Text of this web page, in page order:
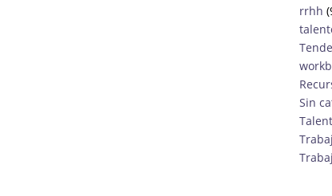
rrhh
Sin